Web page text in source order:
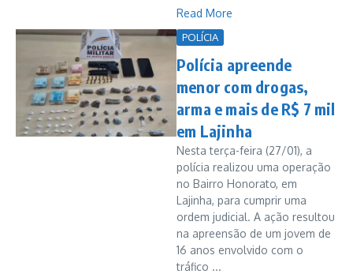
Read More
POLÍCIA
Polícia apreende
menor com drogas,
arma e mais de R$ 7 mil
em Lajinha
Nesta terça-feira (27/01), a
polícia realizou uma operação
no Bairro Honorato, em
Lajinha, para cumprir uma
ordem judicial. A ação resultou
na apreensão de um jovem de
16 anos envolvido com o
tráfico ...